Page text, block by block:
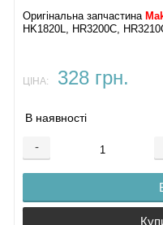
Оригінальна запчастина
HK1820L, HR3200C,
ЦІНА: 328 грн.
В наявності
-